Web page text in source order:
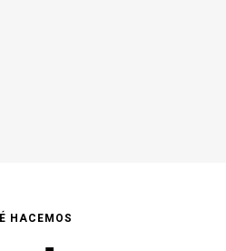
HACEMOS